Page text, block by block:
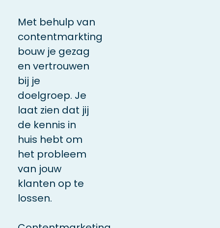
Met behulp van
contentmarkting
bouw je gezag
en vertrouwen
bij je
doelgroep. Je
laat zien dat jij
de kennis in
huis hebt om
het probleem
van jouw
klanten op te
lossen.